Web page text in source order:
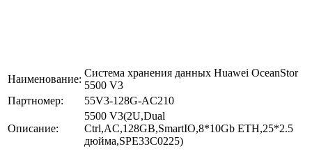
Наименование:
Система хранения данных Huawei OceanStor
5500 V3
Партномер:
55V3-128G-AC210
Описание:
5500 V3(2U,Dual
Ctrl,AC,128GB,SmartIO,8*10Gb ETH,25*2.5
дюйма,SPE33C0225)